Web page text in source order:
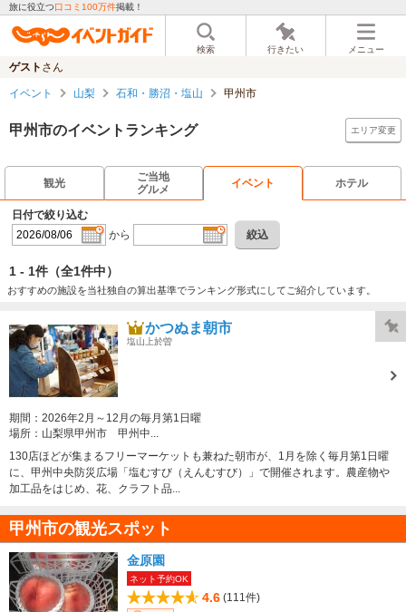
旅に役立つ口コミ100万件掲載！
検索 行きたい メニュー
ゲスト さん
イベント 山梨 石和・勝沼・塩山 甲州市
甲州市のイベントランキング エリア変更
観光
ご当地
グルメ
イベント ホテル
日付で絞り込む
から
絞込
1 - 1件 （全1件中）
おすすめの施設を当社独自の算出基準でランキング形式にしてご紹介しています。
かつぬま朝市
塩山上於曽
期間： 2026年2月～12月の毎月第1日曜
場所： 山梨県甲州市 甲州中...
130店ほどが集まるフリーマーケットも兼ねた朝市が、1月を除く毎月第1日曜
に、甲州中央防災広場「塩むすび（えんむすび）」で開催されます。農産物や
加工品をはじめ、花、クラフト品...
甲州市の観光スポット
金原園
ネット予約OK
4.6 (111件)